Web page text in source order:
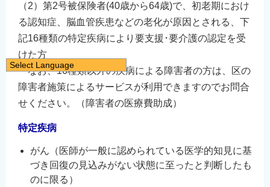
（2）第2号被保険者(40歳から64歳)で、初老期におけ
る認知症、脳血管疾患などの老化が原因とされる、下
記16種類の特定疾病により要支援･要介護の認定を受
けた方
なお、16種類以外の疾病による障害者の方は、区の
障害者施策によるサービスが利用できますのでお問合
せください。（障害者の医療費助成）
特定疾病
がん（医師が一般に認められている医学的知見に基
づき回復の見込みがない状態に至ったと判断したも
のに限る）
Select Language
日本語
English
한국어